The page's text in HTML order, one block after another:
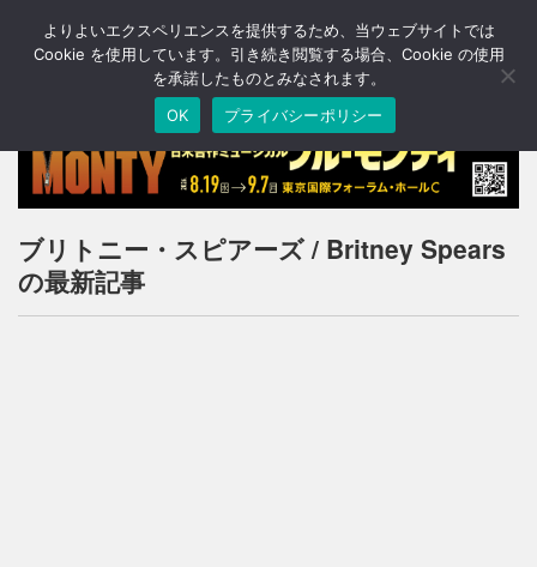
T
o
n
a
v
g
ブリトニー・スピアーズ / Britney Spears
の最新記事
よりよいエクスペリエンスを提供するため、当ウェブサイトでは
Cookie を使用しています。引き続き閲覧する場合、Cookie の使用
を承諾したものとみなされます。
OK
プライバシーポリシー